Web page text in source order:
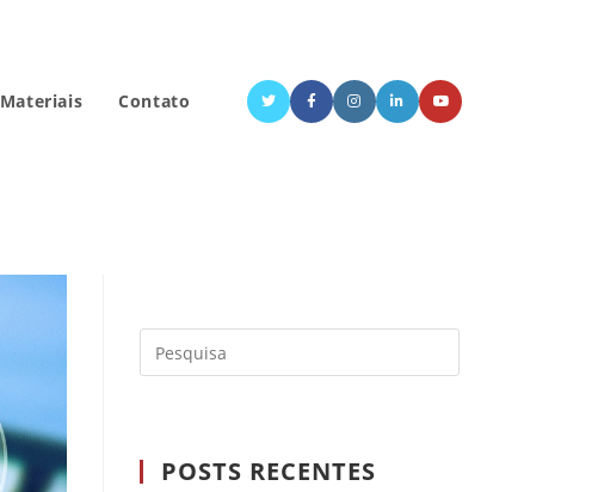
Materiais Contato
POSTS RECENTES